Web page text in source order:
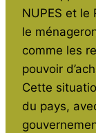
NUPES et le
le
comme les
pouvoir
Cette
du pays,